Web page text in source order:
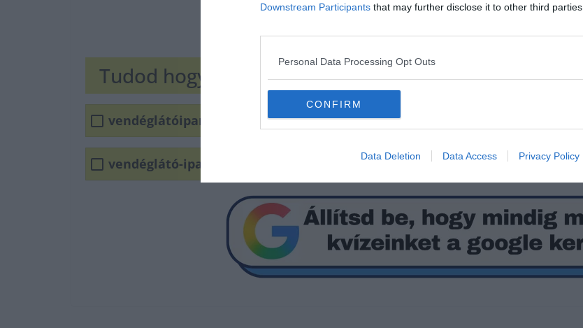
Downstream Participants that may further disclose it to other third parties.
Personal Data Processing Opt Outs
CONFIRM
Data Deletion Data Access Privacy Policy
Tudod hogyan írjuk helyesen?
vendéglátóipari
vendéglátó-ipari